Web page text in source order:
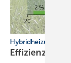
Hybridheizung als
Effizienz trotz